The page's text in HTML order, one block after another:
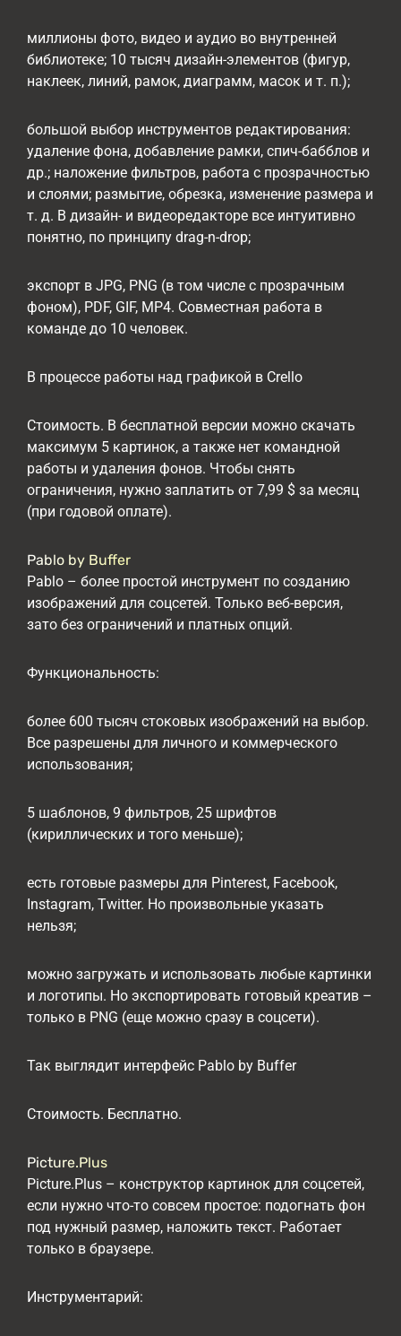
миллионы фото, видео и аудио во внутренней
библиотеке; 10 тысяч дизайн-элементов (фигур,
наклеек, линий, рамок, диаграмм, масок и т. п.);
большой выбор инструментов редактирования:
удаление фона, добавление рамки, спич-бабблов и
др.; наложение фильтров, работа с прозрачностью
и слоями; размытие, обрезка, изменение размера и
т. д. В дизайн- и видеоредакторе все интуитивно
понятно, по принципу drag-n-drop;
экспорт в JPG, PNG (в том числе с прозрачным
фоном), PDF, GIF, MP4. Совместная работа в
команде до 10 человек.
В процессе работы над графикой в Crello
Стоимость. В бесплатной версии можно скачать
максимум 5 картинок, а также нет командной
работы и удаления фонов. Чтобы снять
ограничения, нужно заплатить от 7,99 $ за месяц
(при годовой оплате).
Pablo by Buffer
Pablo – более простой инструмент по созданию
изображений для соцсетей. Только веб-версия,
зато без ограничений и платных опций.
Функциональность:
более 600 тысяч стоковых изображений на выбор.
Все разрешены для личного и коммерческого
использования;
5 шаблонов, 9 фильтров, 25 шрифтов
(кириллических и того меньше);
есть готовые размеры для Pinterest, Facebook,
Instagram, Twitter. Но произвольные указать
нельзя;
можно загружать и использовать любые картинки
и логотипы. Но экспортировать готовый креатив –
только в PNG (еще можно сразу в соцсети).
Так выглядит интерфейс Pablo by Buffer
Стоимость. Бесплатно.
Picture.Plus
Picture.Plus – конструктор картинок для соцсетей,
если нужно что-то совсем простое: подогнать фон
под нужный размер, наложить текст. Работает
только в браузере.
Инструментарий: